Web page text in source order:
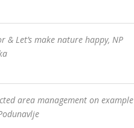
& Let’s make nature happy, NP
area management on example